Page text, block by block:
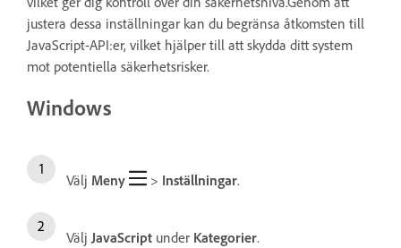
justera dessa inställningar kan du begränsa åtkomsten till
JavaScript-API:er, vilket hjälper till att skydda ditt system
mot potentiella säkerhetsrisker.
Windows
Välj Meny > Inställningar.
VäljJavaScript under Kategorier.